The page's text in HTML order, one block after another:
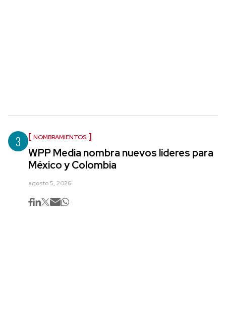
3 NOMBRAMIENTOS
WPP Media nombra nuevos líderes para
México y Colombia
agosto 5, 2026